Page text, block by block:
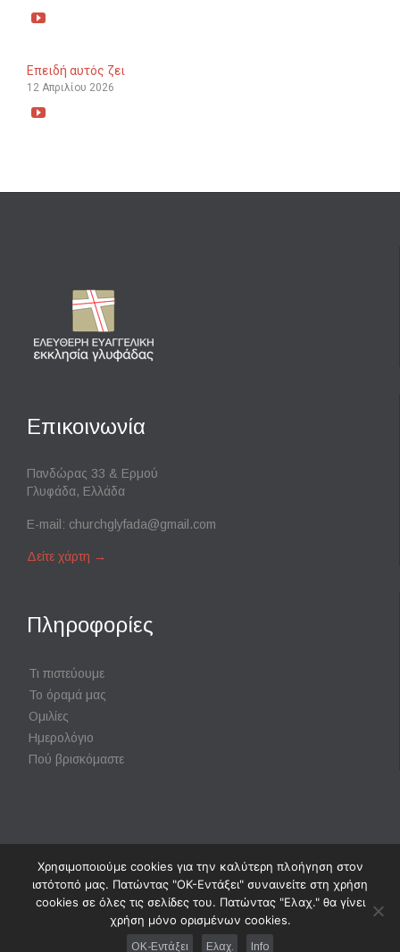

Επειδή αυτός ζει
12 Απριλίου 2026

Επικοινωνία
Πανδώρας 33 & Ερμού
Γλυφάδα, Ελλάδα
E-mail: churchglyfada@gmail.com
Δείτε χάρτη →
Πληροφορίες
Τι πιστεύουμε
Το όραμά μας
Ομιλίες
Ημερολόγιο
Πού βρισκόμαστε
Powered byDigisol Ltd.|Χρήση Cookies
↑
Χρησιμοποιούμε cookies για την καλύτερη πλοήγηση στον
ιστότοπό μας. Πατώντας "ΟΚ-Εντάξει" συναινείτε στη χρήση
cookies σε όλες τις σελίδες του. Πατώντας "Ελαχ." θα γίνει
χρήση μόνο ορισμένων cookies.
OK-Εντάξει Ελαχ. Info